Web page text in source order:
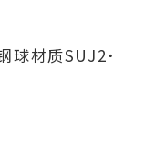
球材质SUJ2˙